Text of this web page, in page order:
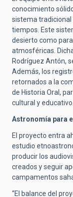
conocimiento
sistema
tiempos. Este
desierto como
atmosféricas.
Rodríguez Antón,
Además, los
retornados a la
de Historia Oral,
cultural y educativo.
Astronomía para
El proyecto entra
estudio
producir los
creados y seguir
campamentos
“El balance del